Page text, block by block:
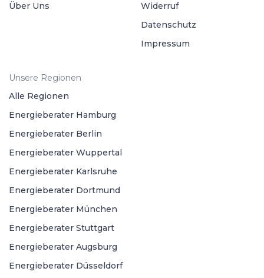
Über Uns
Widerruf
Datenschutz
Impressum
Unsere Regionen
Alle Regionen
Energieberater Hamburg
Energieberater Berlin
Energieberater Wuppertal
Energieberater Karlsruhe
Energieberater Dortmund
Energieberater München
Energieberater Stuttgart
Energieberater Augsburg
Energieberater Düsseldorf